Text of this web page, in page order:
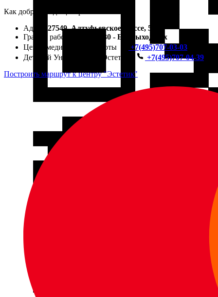
Как добраться до центра Эстетик ?
Адрес
127549, Алтуфьевское шоссе, 56
График работы
09.00-21.30 - Без выходных
Центр медицины и красоты
+7(495)707-03-03
Детский Университет «Эстетик»
+7(495)707-04-39
Построить маршрут к центру "Эстетик"